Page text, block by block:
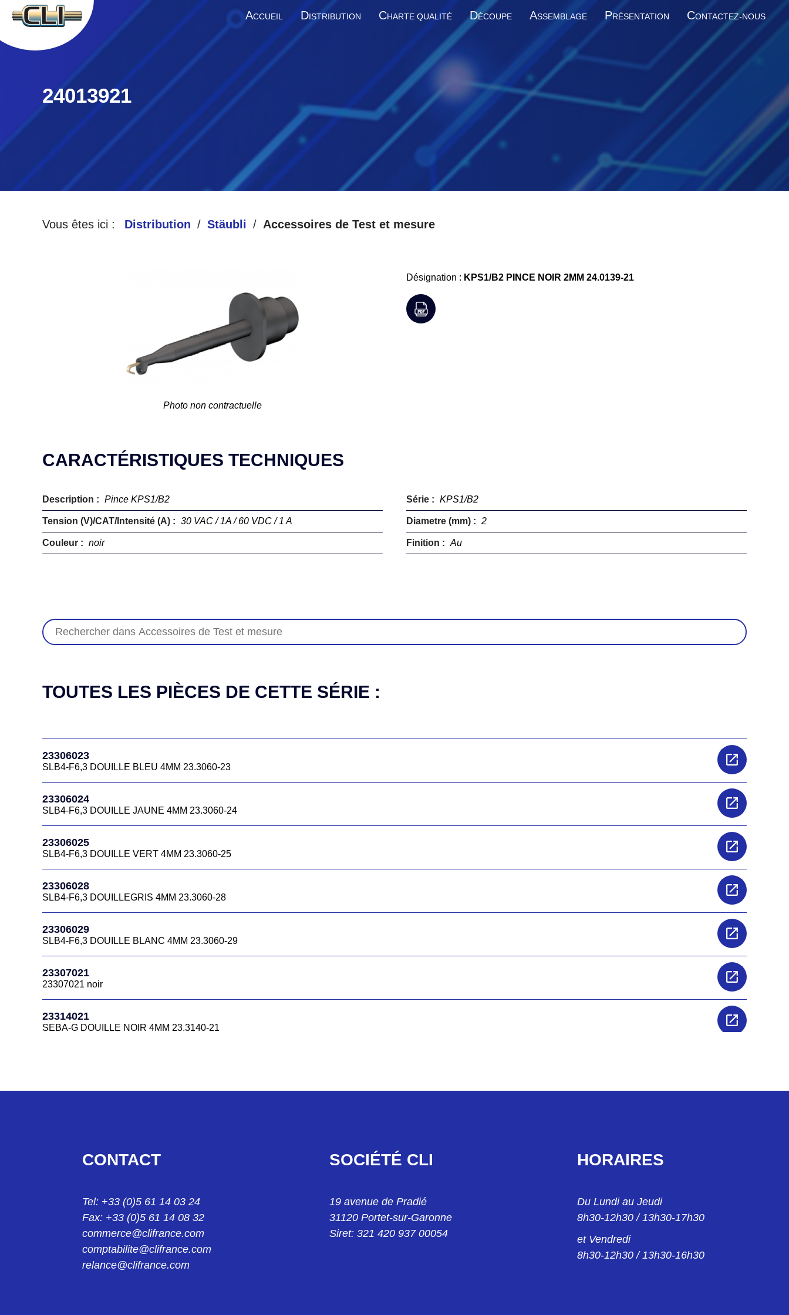
ACCUEIL DISTRIBUTION CHARTE QUALITÉ DÉCOUPE ASSEMBLAGE PRÉSENTATION CONTACTEZ-NOUS
24013921
Vous êtes ici : Distribution Stäubli Accessoires de Test et mesure
Photo non contractuelle
Désignation : KPS1/B2 PINCE NOIR 2MM 24.0139-21
CARACTÉRISTIQUES TECHNIQUES
Description : Pince KPS1/B2 Série : KPS1/B2
Tension (V)/CAT/Intensité (A) : 30 VAC / 1A / 60 VDC / 1 A Diametre (mm) : 2
Couleur : noir Finition : Au
TOUTES LES PIÈCES DE CETTE SÉRIE :
23306023
SLB4-F6,3 DOUILLE BLEU 4MM 23.3060-23
23306024
SLB4-F6,3 DOUILLE JAUNE 4MM 23.3060-24
23306025
SLB4-F6,3 DOUILLE VERT 4MM 23.3060-25
23306028
SLB4-F6,3 DOUILLEGRIS 4MM 23.3060-28
23306029
SLB4-F6,3 DOUILLE BLANC 4MM 23.3060-29
23307021
23307021 noir
23314021
SEBA-G DOUILLE NOIR 4MM 23.3140-21
KS2-10L/1 FICHE BLANC 2MM 24.0043-29
KPS1/B2 PINCE NOIR 2MM 24.0139-21
24013922
KPS1/B2 PINCE ROUGE 2MM 24.0139-22
CONTACT
Tel: +33 (0)5 61 14 03 24
Fax: +33 (0)5 61 14 08 32
commerce@clifrance.com
comptabilite@clifrance.com
relance@clifrance.com
SOCIÉTÉ CLI
19 avenue de Pradié
31120 Portet-sur-Garonne
Siret: 321 420 937 00054
HORAIRES
Du Lundi au Jeudi
8h30-12h30 / 13h30-17h30
et Vendredi
8h30-12h30 / 13h30-16h30